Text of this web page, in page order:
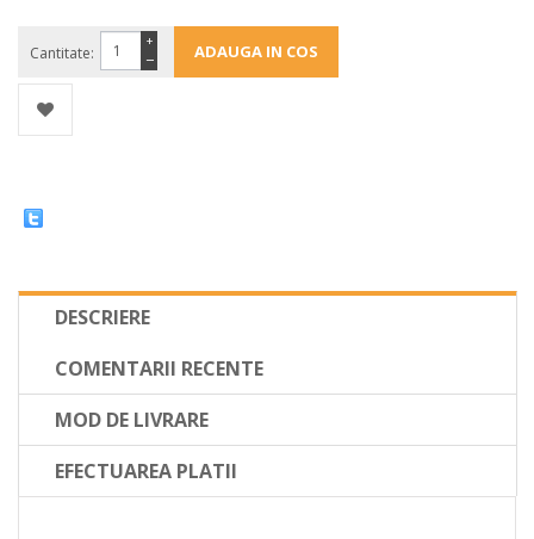
Cantitate: −
+
DESCRIERE
COMENTARII RECENTE
MOD DE LIVRARE
EFECTUAREA PLATII